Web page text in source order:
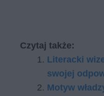
Czytaj także:
Literacki
swojej
Motyw